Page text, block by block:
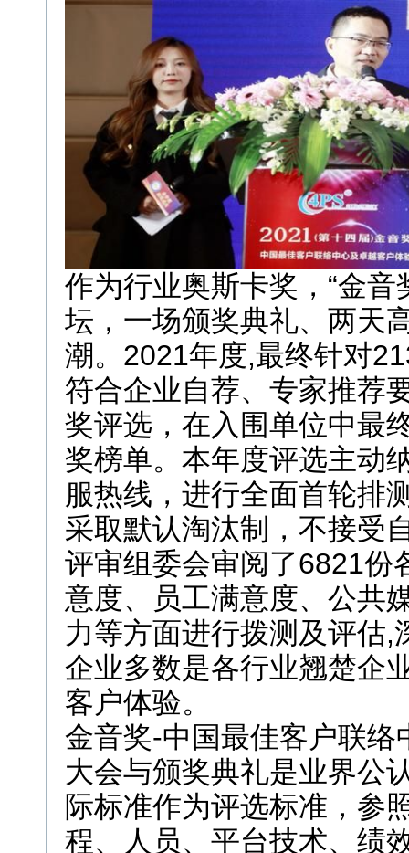
作为行业奥斯卡奖，“金
坛，一场颁奖典礼、两天
潮。2021年度,最终针对
符合企业自荐、专家推荐
奖评选，在入围单位中最
奖榜单。本年度评选主动
服热线，进行全面首轮排
采取默认淘汰制，不接受
评审组委会审阅了6821份
意度、员工满意度、公共
力等方面进行拨测及评估
企业多数是各行业翘楚企
客户体验。
金音奖-中国最佳客户联
大会与颁奖典礼是业界公
际标准作为评选标准，参
程、人员、平台技术、绩